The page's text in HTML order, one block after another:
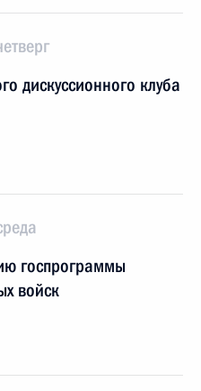
дискуссионного клуба
госпрограммы
войск